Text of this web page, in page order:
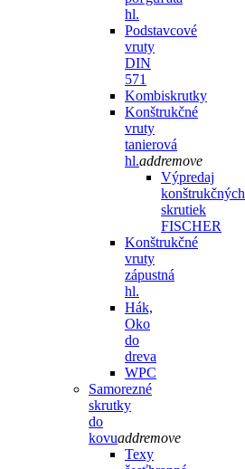
hl.
Podstavcové
vruty
DIN
571
Kombiskrutky
Konštrukčné
vruty
tanierová
hl.addremove
Výpredaj
konštrukčných
skrutiek
FISCHER
Konštrukčné
vruty
zápustná
hl.
Hák,
Oko
do
dreva
WPC
Samorezné
skrutky
do
kovuaddremove
Texy